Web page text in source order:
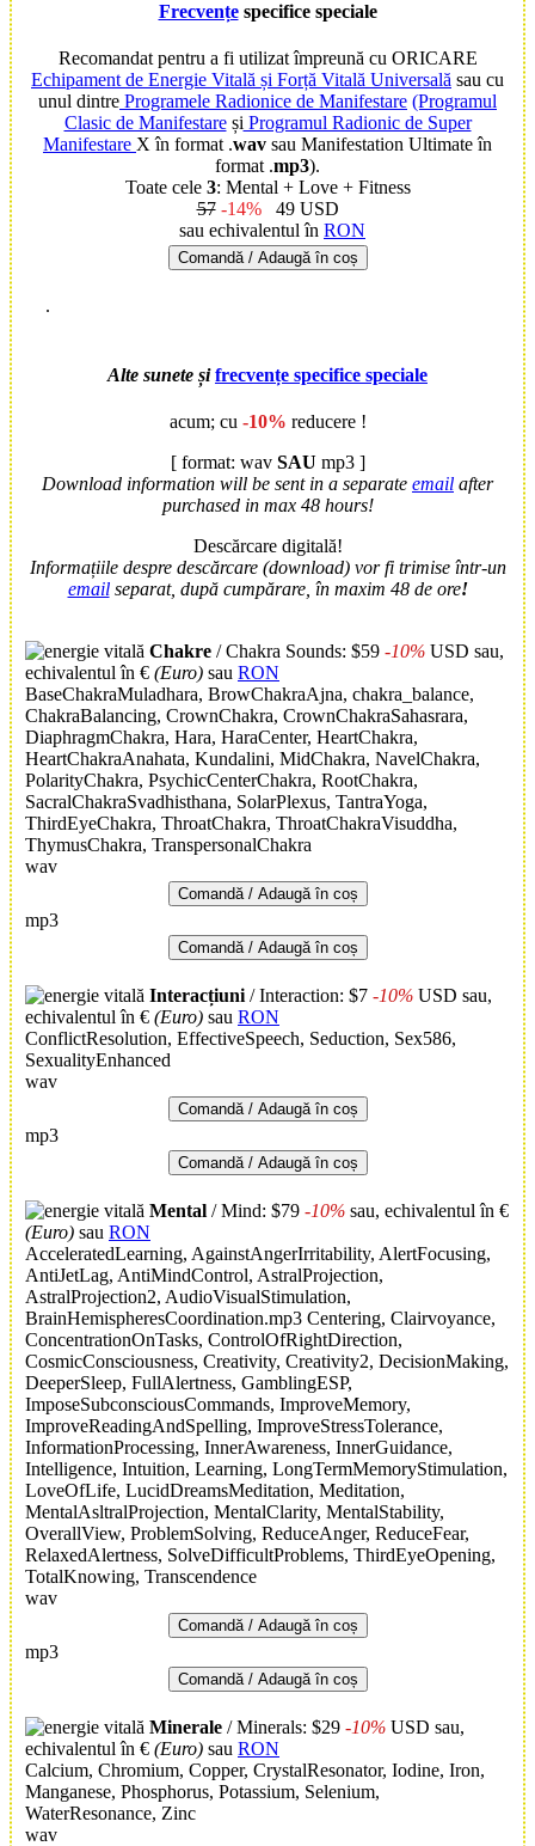
Frecvențespecifice speciale
Recomandat pentru a fi utilizat împreună cu ORICARE
Echipament de Energie Vitală și Forță Vitală Universală sau cu
unul dintre Programele Radionice de Manifestare (Programul
Clasic de Manifestareși Programul Radionic de Super
Manifestare X în format .wav sau Manifestation Ultimate în
format .mp3).
Toate cele 3: Mental + Love + Fitness
57 -14%49 USD
sau echivalentul în RON
Comandă / Adaugă în coș
.
Alte sunete șifrecvențe specifice speciale
acum; cu -10% reducere !
[ format: wav SAU mp3 ]
Download information will be sent in a separate email after
purchased in max 48 hours!
Descărcare digitală!
Informațiile despre descărcare (download) vor fi trimise într-un
emailseparat, după cumpărare, în maxim 48 de ore!
Chakre / Chakra Sounds: $59 -10% USD sau,
echivalentul în € (Euro) sau RON
BaseChakraMuladhara, BrowChakraAjna, chakra_balance,
ChakraBalancing, CrownChakra, CrownChakraSahasrara,
DiaphragmChakra, Hara, HaraCenter, HeartChakra,
HeartChakraAnahata, Kundalini, MidChakra, NavelChakra,
PolarityChakra, PsychicCenterChakra, RootChakra,
SacralChakraSvadhisthana, SolarPlexus, TantraYoga,
ThirdEyeChakra, ThroatChakra, ThroatChakraVisuddha,
ThymusChakra, TranspersonalChakra
wav
Comandă / Adaugă în coș
mp3
Comandă / Adaugă în coș
Interacțiuni / Interaction: $7 -10% USD sau,
echivalentul în € (Euro) sau RON
ConflictResolution, EffectiveSpeech, Seduction, Sex586,
SexualityEnhanced
wav
Comandă / Adaugă în coș
mp3
Comandă / Adaugă în coș
Mental / Mind: $79 -10% sau, echivalentul în €
(Euro) sau RON
AcceleratedLearning, AgainstAngerIrritability, AlertFocusing,
AntiJetLag, AntiMindControl, AstralProjection,
AstralProjection2, AudioVisualStimulation,
BrainHemispheresCoordination.mp3 Centering, Clairvoyance,
ConcentrationOnTasks, ControlOfRightDirection,
CosmicConsciousness, Creativity, Creativity2, DecisionMaking,
DeeperSleep, FullAlertness, GamblingESP,
ImposeSubconsciousCommands, ImproveMemory,
ImproveReadingAndSpelling, ImproveStressTolerance,
InformationProcessing, InnerAwareness, InnerGuidance,
Intelligence, Intuition, Learning, LongTermMemoryStimulation,
LoveOfLife, LucidDreamsMeditation, Meditation,
MentalAsltralProjection, MentalClarity, MentalStability,
OverallView, ProblemSolving, ReduceAnger, ReduceFear,
RelaxedAlertness, SolveDifficultProblems, ThirdEyeOpening,
TotalKnowing, Transcendence
wav
Comandă / Adaugă în coș
mp3
Comandă / Adaugă în coș
Minerale / Minerals: $29 -10% USD sau,
echivalentul în € (Euro) sau RON
Calcium, Chromium, Copper, CrystalResonator, Iodine, Iron,
Manganese, Phosphorus, Potassium, Selenium,
WaterResonance, Zinc
wav